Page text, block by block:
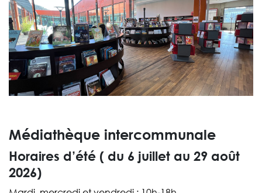
Médiathèque intercommunale
Horaires d’été ( du 6 juillet au 29 août
2026)